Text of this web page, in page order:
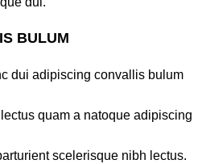
BULUM
dui adipiscing convallis bulum
quam a natoque adipiscing
scelerisque nibh lectus.